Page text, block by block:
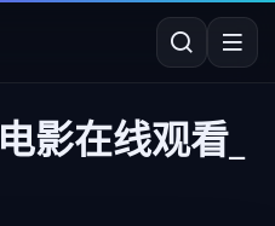
电影在线观看_